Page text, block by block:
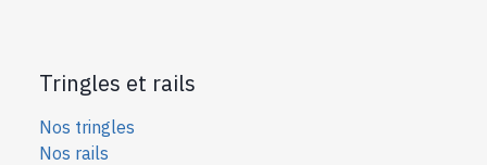
Tringles et rails
Nos tringles
Nos rails